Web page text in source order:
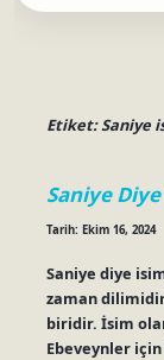
Etiket:Saniye
Saniye
Tarih: Ekim 16, 2024
Saniye diye
zaman
biridir. İsim
Ebeveynler